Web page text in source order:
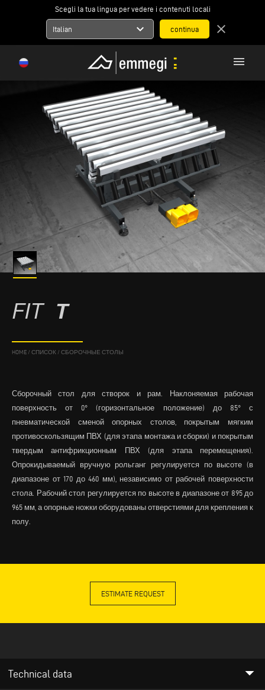
Scegli la tua lingua per vedere i contenuti locali
Italian expand_more close
menu
FIT T
HOME / СПИСОК / СБОРОЧНЫЕ СТОЛЫ
Сборочный стол для створок и рам. Наклоняемая рабочая
поверхность от 0° (горизонтальное положение) до 85° с
пневматической сменой опорных столов, покрытым мягким
противоскользящим ПВХ (для этапа монтажа и сборки) и покрытым
твердым антифрикционным ПВХ (для этапа перемещения).
Опрокидываемый вручную рольганг регулируется по высоте (в
диапазоне от 170 до 460 мм), независимо от рабочей поверхности
стола. Рабочий стол регулируется по высоте в диапазоне от 895 до
965 мм, а опорные ножки оборудованы отверстиями для крепления к
полу.
ESTIMATE REQUEST
Technical data arrow_drop_down